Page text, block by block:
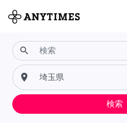
search
place
検索